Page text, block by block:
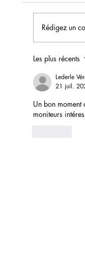
Rédigez un
Les plus récents
Lederle
21 juil.
Un bon moment
moniteurs